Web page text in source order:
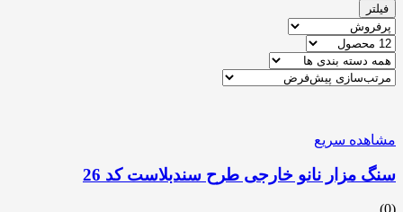
فیلتر
مشاهده سریع
سنگ مزار نانو خارجی طرح سندبلاست کد 26